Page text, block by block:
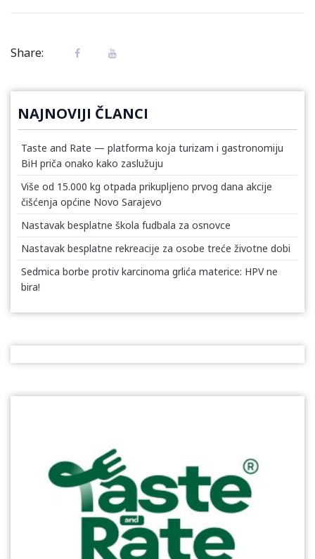
Share:
NAJNOVIJI ČLANCI
Taste and Rate — platforma koja turizam i gastronomiju
BiH priča onako kako zaslužuju
Više od 15.000 kg otpada prikupljeno prvog dana akcije
čišćenja općine Novo Sarajevo
Nastavak besplatne škola fudbala za osnovce
Nastavak besplatne rekreacije za osobe treće životne dobi
Sedmica borbe protiv karcinoma grlića materice: HPV ne
bira!